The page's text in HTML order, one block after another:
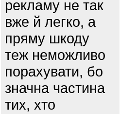
рекламу не так
вже й легко, а
пряму шкоду
теж неможливо
порахувати, бо
значна частина
тих, хто